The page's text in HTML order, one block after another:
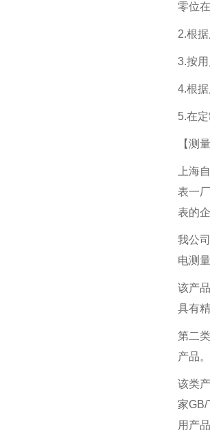
零位
2.根
3.按
4.根
5.在
【测
上海
表一
表的
我公
电测
该产
具有
第二
产品。
该类
家
用产